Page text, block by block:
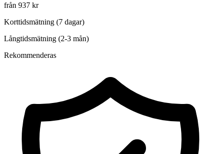
från 937 kr
Korttidsmätning (7 dagar)
Långtidsmätning (2-3 mån)
Rekommenderas